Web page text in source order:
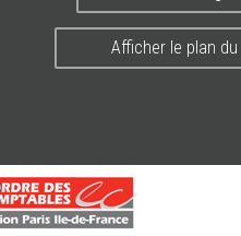
Afficher le plan